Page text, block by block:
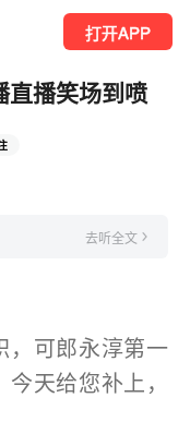
打开APP
播笑场到喷
去听全文
，可郎永淳第一
天给您补上，